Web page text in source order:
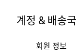
계정 & 배송
회원 정보